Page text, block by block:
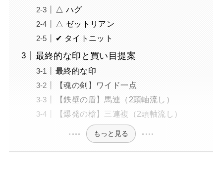
△ ハグ
△ ゼットリアン
✔︎ タイトニット
最終的な印と買い目提案
最終的な印
【魂の剣】ワイド一点
【鉄壁の盾】馬連（2頭軸流し）
【爆発の槍】三連複（2頭軸流し）
もっと見る